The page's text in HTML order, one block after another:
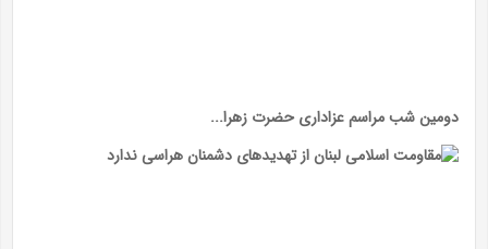
دومین شب مراسم عزاداری حضرت زهرا...